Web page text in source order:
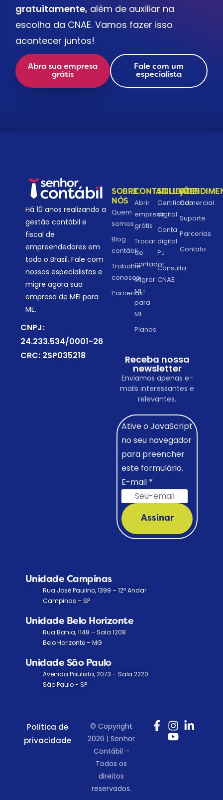
gratuitamente, além de auxiliar na
escolha da CNAE. Vamos fazer isso
acontecer juntos!
Abra sua empresa
grátis
Fale com um
especialista
Há 10 anos realizando a
gestão contábil e
fiscal de
empreendedores em
todo o Brasil. Fale com
nossos especialistas e
migre agora sua
empresa de MEI para
ME.
CNPJ:
24.233.534/0001-26
CRC: 2SP035218
SOBRE
NÓS
Quem
somos
Blog
contábil
Trabalhe
conosco
Parcerias
CONTABILIDADE
Abrir
empresa
grátis
Trocar
de
contador
Migrar
MEI
para
ME
Planos
SOLUÇÕES
Certificado
digital
Conta
digital
PJ
Consulta
CNAE
Comercial
Suporte
Parcerias
Contato
Receba nossa
newsletter
Enviamos apenas e-
mails interessantes e
relevantes.
Ative o JavaScript
no seu navegador
para preencher
este formulário.
E-mail *
Assinar
Unidade Campinas
Rua José Paulino, 1399 – 12º Andar
Campinas – SP
Unidade Belo Horizonte
Rua Bahia, 1148 – Sala 1208
Belo Horizonte – MG
Unidade São Paulo
Avenida Paulista, 2073 – Sala 2220
São Paulo - SP
Política de
privacidade
© Copyright
2026 | Senhor
Contábil –
Todos os
direitos
reservados.